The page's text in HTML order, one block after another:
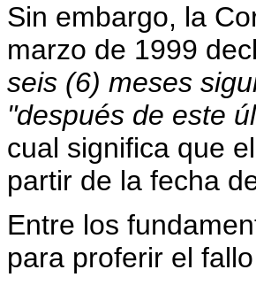
Sin embargo, la
marzo de 1999
seis (6) meses
"después de este
cual significa que
partir de la fecha
Entre los
para proferir el